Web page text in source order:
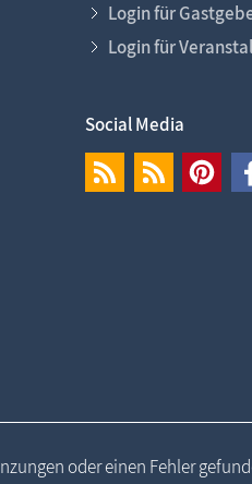
Login für
Login für
Social Media
oder einen Fehler